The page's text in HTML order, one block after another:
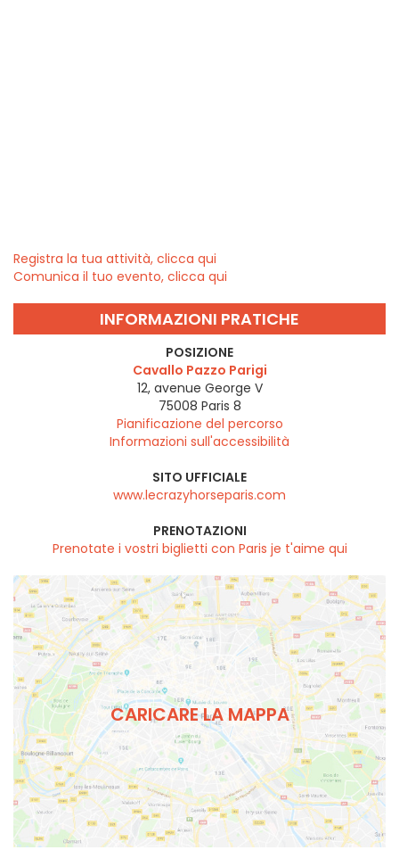
Registra la tua attività, clicca qui
Comunica il tuo evento, clicca qui
INFORMAZIONI PRATICHE
POSIZIONE
Cavallo Pazzo Parigi
12, avenue George V
75008 Paris 8
Pianificazione del percorso
Informazioni sull'accessibilità
SITO UFFICIALE
www.lecrazyhorseparis.com
PRENOTAZIONI
Prenotate i vostri biglietti con Paris je t'aime qui
CARICARE LA MAPPA